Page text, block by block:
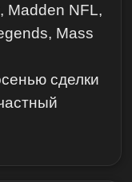
Madden NFL,
Mass
сделки